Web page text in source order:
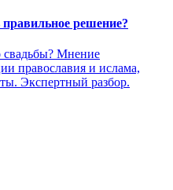
решение?
свадьбы? Мнение
православия и ислама,
Экспертный разбор.